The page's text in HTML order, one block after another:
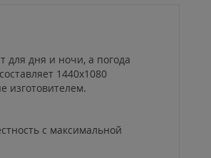
для дня и ночи, а погода
1440х1080
изготовителем.
с максимальной